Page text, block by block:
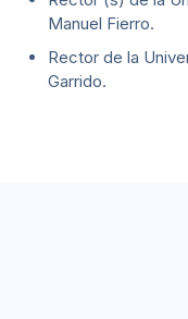
Manuel Fierro.
Rector de la
Garrido.